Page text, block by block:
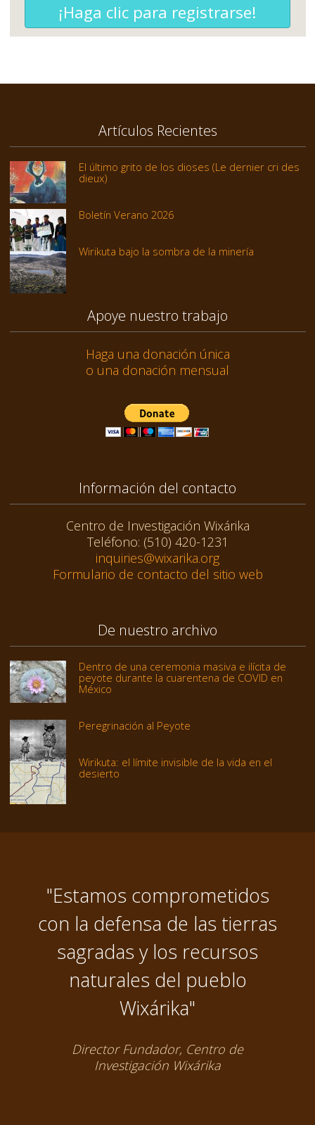
¡Haga clic para registrarse!
Artículos Recientes
El último grito de los dioses (Le dernier cri des
dieux)
Boletín Verano 2026
Wirikuta bajo la sombra de la minería
Apoye nuestro trabajo
Haga una donación única
o una donación mensual
Información del contacto
Centro de Investigación Wixárika
Teléfono: (510) 420-1231
inquiries@wixarika.org
Formulario de contacto del sitio web
De nuestro archivo
Dentro de una ceremonia masiva e ilícita de
peyote durante la cuarentena de COVID en
México
Peregrinación al Peyote
Wirikuta: el límite invisible de la vida en el
desierto
"Estamos comprometidos
con la defensa de las tierras
sagradas y los recursos
naturales del pueblo
Wixárika"
Director Fundador, Centro de
Investigación Wixárika